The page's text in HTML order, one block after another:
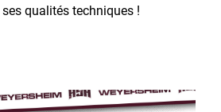
qualités techniques !